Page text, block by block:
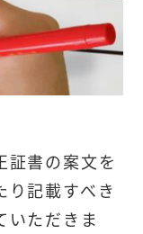
書の案文を
り記載すべき
いただきま